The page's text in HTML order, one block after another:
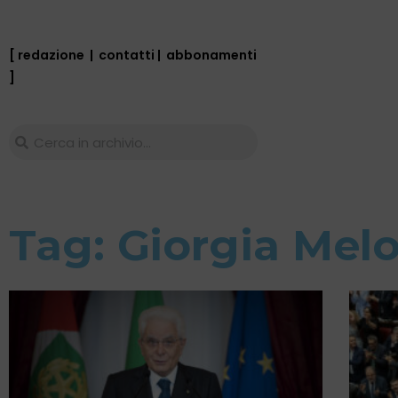
[ redazione | contatti | abbonamenti
]
Tag: Giorgia